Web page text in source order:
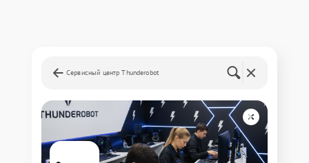
Сервисный центр Thunderobot